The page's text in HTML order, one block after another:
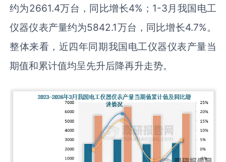
约为2661.4万台，同比增长4%；1-3月我国电工
仪器仪表产量约为5842.1万台，同比增长4.7%。
整体来看，近四年同期我国电工仪器仪表产量当
期值和累计值均呈先升后降再升走势。